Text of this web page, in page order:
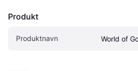
Produkt
Produktnavn World of